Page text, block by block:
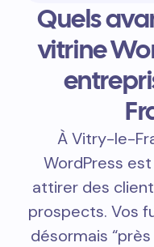
Quels
vitrine
À Vitry-le-
WordPress
attirer des
prospects. Vos
désormais